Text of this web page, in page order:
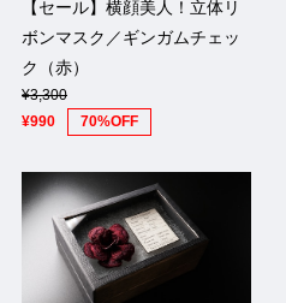
【セール】横顔美人！立体リ
ボンマスク／ギンガムチェッ
ク（赤）
¥3,300
¥990
70%OFF